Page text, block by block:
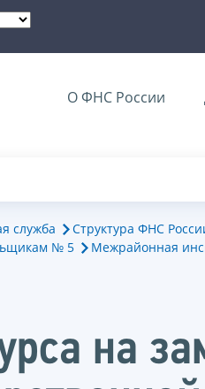
О ФНС России
служба Структура ФНС
№ 5
Межрайонная
на